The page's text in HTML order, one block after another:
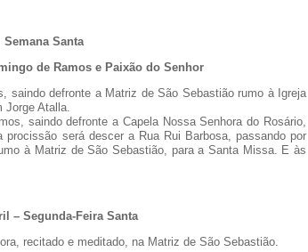
Semana Santa
de Ramos e Paixão do Senhor
saindo defronte a Matriz de São Sebastião rumo à Igreja
Jorge Atalla.
saindo defronte a Capela Nossa Senhora do Rosário,
procissão será descer a Rua Rui Barbosa, passando por
à Matriz de São Sebastião, para a Santa Missa. E às
– Segunda-Feira Santa
recitado e meditado, na Matriz de São Sebastião.